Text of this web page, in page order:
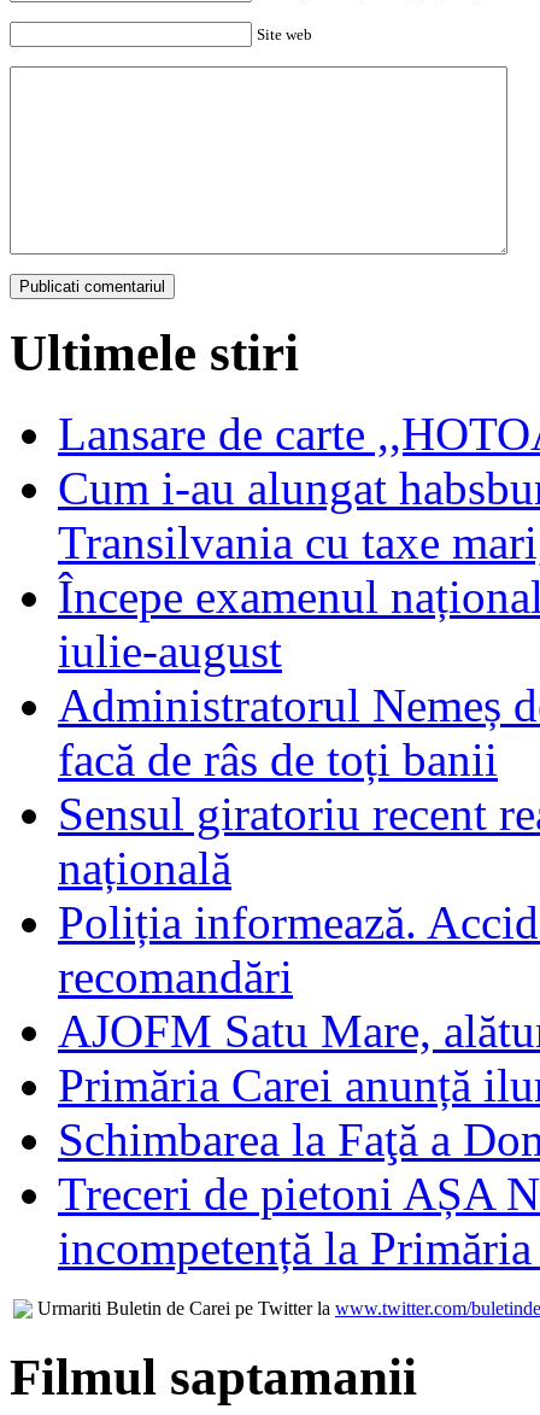
Site web
Ultimele stiri
Lansare de carte
Cum i-au alungat
Transilvania cu taxe
Începe examenul
iulie-august
Administratorul Nemeș
facă de râs de toți banii
Sensul giratoriu recent
națională
Poliția informează.
recomandări
AJOFM Satu Mare,
Primăria Carei anunță
Schimbarea la Faţă a
Treceri de pietoni AȘA
incompetență la
Urmariti Buletin de Carei pe Twitter la www.twitter.com/
Filmul saptamanii